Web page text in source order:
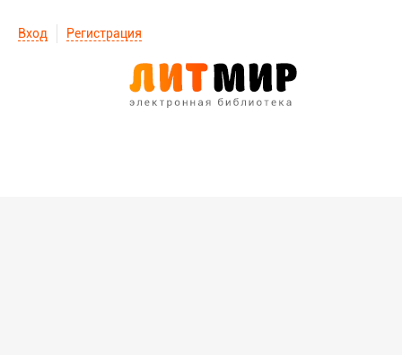
Вход Регистрация